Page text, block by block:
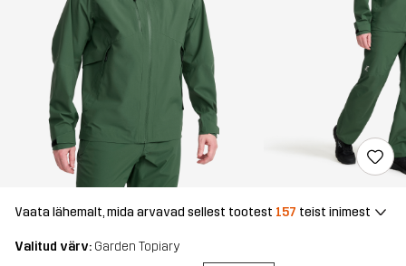
Vaata lähemalt, mida arvavad sellest tootest 157 teist inimest
Valitud värv: Garden Topiary